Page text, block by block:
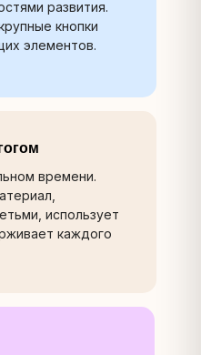
развития.
кнопки
элементов.
времени.
использует
каждого